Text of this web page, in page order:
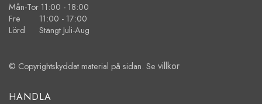
Mån-Tor 11:00 - 18:00
Fre 11:00 - 17:00
Lörd Stängt Juli-Aug
© Copyrightskyddat material på sidan. Se villkor
HANDLA